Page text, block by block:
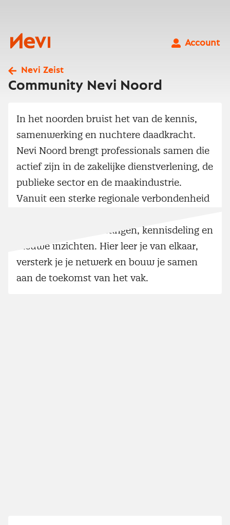
Nevi
Account
Nevi Zeist
Community Nevi Noord
In het noorden bruist het van de kennis,
samenwerking en nuchtere daadkracht.
Nevi Noord brengt professionals samen die
actief zijn in de zakelijke dienstverlening, de
publieke sector en de maakindustrie.
Vanuit een sterke regionale verbondenheid
waardevolle ontmoetingen, kennisdeling en
nieuwe inzichten. Hier leer je van elkaar,
versterk je je netwerk en bouw je samen
aan de toekomst van het vak.